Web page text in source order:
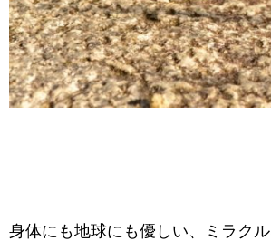
身体にも地球にも優しい、ミラク